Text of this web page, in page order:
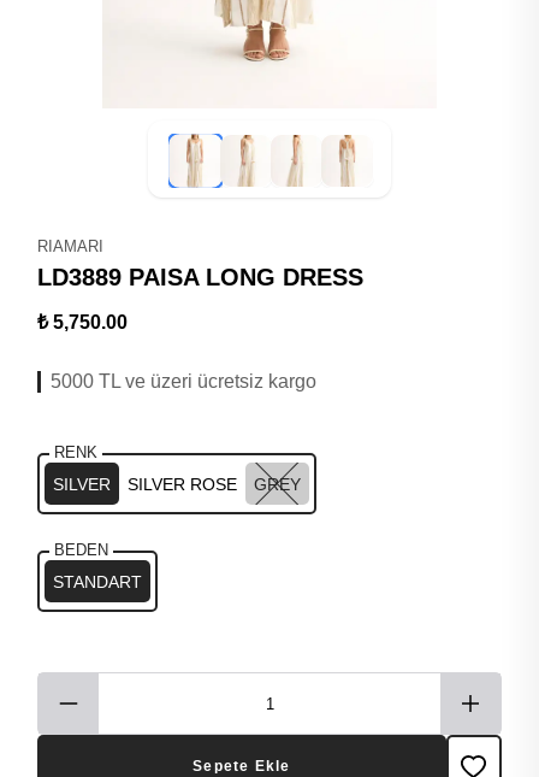
RIAMARI
LD3889 PAISA LONG DRESS
₺ 5,750.00
5000 TL ve üzeri ücretsiz kargo
RENK
SILVER SILVER ROSE GREY
BEDEN
STANDART
Sepete Ekle